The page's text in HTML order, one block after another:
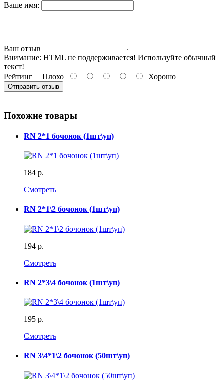
Ваше имя:
Ваш отзыв
Внимание: HTML не поддерживается! Используйте обычный
текст!
Рейтинг Плохо Хорошо
Отправить отзыв
Похожие товары
RN 2*1 бочонок (1шт\уп)
184 р.
Смотреть
RN 2*1\2 бочонок (1шт\уп)
194 р.
Смотреть
RN 2*3\4 бочонок (1шт\уп)
195 р.
Смотреть
RN 3\4*1\2 бочонок (50шт\уп)